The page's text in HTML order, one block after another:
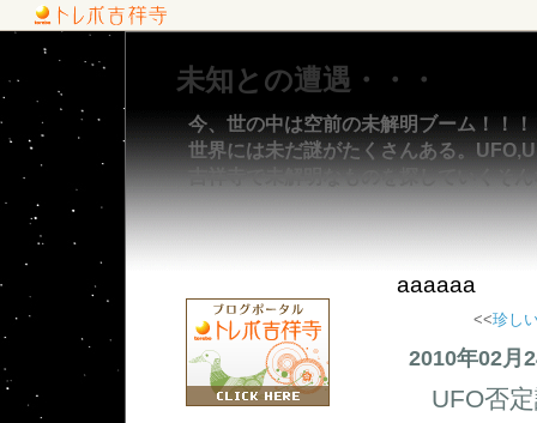
未知との遭遇・・・
今、世の中は空前の未解明ブーム！！！
世界には未だ謎がたくさんある。
吉祥寺で未解明なものを探していくそ
aaaaaa
<<珍し
2010年02月
UFO否